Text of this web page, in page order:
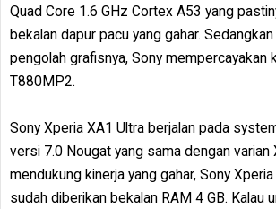
Quad Core 1.6 GHz Cortex A53 yang
bekalan dapur pacu yang gahar.
pengolah grafisnya, Sony mempercayakan
T880MP2.
Sony Xperia XA1 Ultra berjalan pada
versi 7.0 Nougat yang sama dengan varian
mendukung kinerja yang gahar, Sony
sudah diberikan bekalan RAM 4 GB. Kalau